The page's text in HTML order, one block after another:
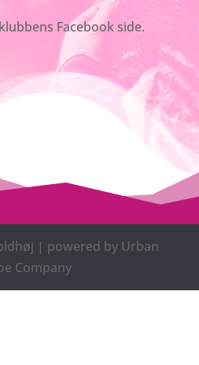
Facebook side.
| powered by Urban
Company